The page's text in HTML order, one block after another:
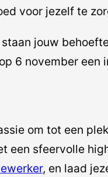
voor jezelf te
jouw
6 november
om tot een
een sfeervolle
, en laad